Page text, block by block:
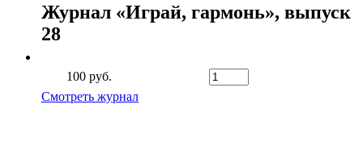
Журнал «Играй, гармонь», выпуск
28
100 руб.
Смотреть журнал